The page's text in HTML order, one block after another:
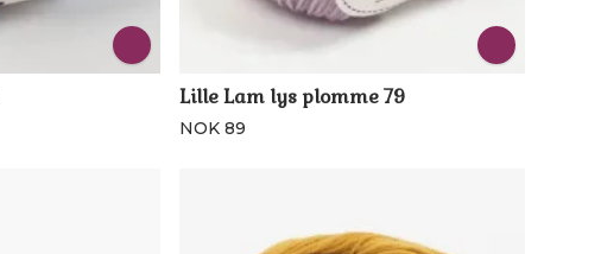
Lille Lam lys plomme 79
NOK 89